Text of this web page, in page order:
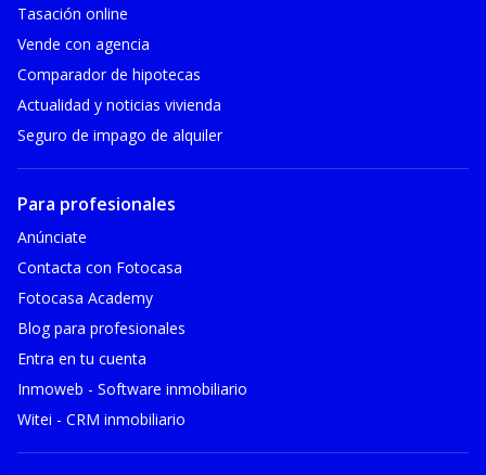
Tasación online
Vende con agencia
Comparador de hipotecas
Actualidad y noticias vivienda
Seguro de impago de alquiler
Para profesionales
Anúnciate
Contacta con Fotocasa
Fotocasa Academy
Blog para profesionales
Entra en tu cuenta
Inmoweb - Software inmobiliario
Witei - CRM inmobiliario